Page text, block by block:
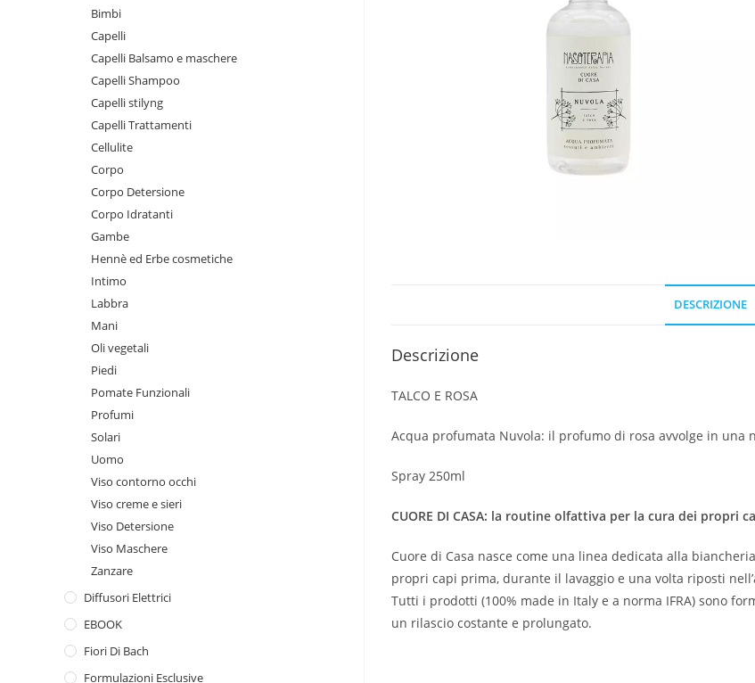
DESCRIZIONE
Descrizione
TALCO E ROSA
Acqua profumata Nuvola: il profumo di rosa avvolge in
Spray 250ml
CUORE DI CASA: la routine olfattiva per la cura dei propri
Cuore di Casa nasce come una linea dedicata alla
propri capi prima, durante il lavaggio e una volta riposti
Tutti i prodotti (100% made in Italy e a norma IFRA) sono
un rilascio costante e prolungato.
Bimbi
Capelli
Capelli Balsamo e maschere
Capelli Shampoo
Capelli stilyng
Capelli Trattamenti
Cellulite
Corpo
Corpo Detersione
Corpo Idratanti
Gambe
Hennè ed Erbe cosmetiche
Intimo
Labbra
Mani
Oli vegetali
Piedi
Pomate Funzionali
Profumi
Solari
Uomo
Viso contorno occhi
Viso creme e sieri
Viso Detersione
Viso Maschere
Zanzare
Diffusori Elettrici
EBOOK
Fiori Di Bach
Formulazioni Esclusive